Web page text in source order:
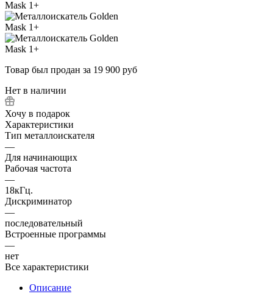
Товар был продан за 19 900 руб
Нет в наличии
Хочу в подарок
Характеристики
Тип металлоискателя
—
Для начинающих
Рабочая частота
—
18кГц.
Дискриминатор
—
последовательный
Встроенные программы
—
нет
Все характеристики
Описание